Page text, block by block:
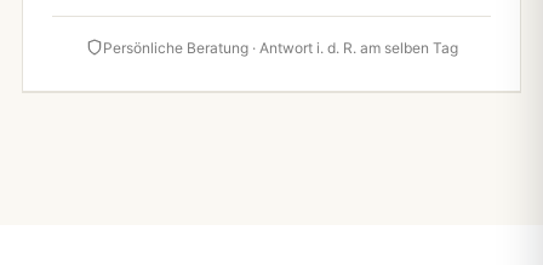
Persönliche Beratung · Antwort i. d. R. am selben Tag